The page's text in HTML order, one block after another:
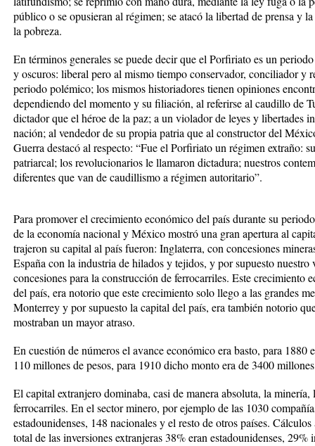
público o se opusieran al régimen; se atacó la libertad de prensa y
la pobreza.
En términos generales se puede decir que el Porfiriato es un
y oscuros: liberal pero al mismo tiempo conservador, conciliador y
periodo polémico; los mismos historiadores tienen opiniones
dependiendo del momento y su filiación, al referirse al caudillo de
dictador que el héroe de la paz; a un violador de leyes y libertades
nación; al vendedor de su propia patria que al constructor del
Guerra destacó al respecto: “Fue el Porfiriato un régimen extraño:
patriarcal; los revolucionarios le llamaron dictadura; nuestros
diferentes que van de caudillismo a régimen autoritario”.
Para promover el crecimiento económico del país durante su
de la economía nacional y México mostró una gran apertura al
trajeron su capital al país fueron: Inglaterra, con concesiones
España con la industria de hilados y tejidos, y por supuesto
concesiones para la construcción de ferrocarriles. Este crecimiento
del país, era notorio que este crecimiento solo llego a las grandes
Monterrey y por supuesto la capital del país, era también notorio
mostraban un mayor atraso.
En cuestión de números el avance económico era basto, para 1880
110 millones de pesos, para 1910 dicho monto era de 3400
El capital extranjero dominaba, casi de manera absoluta, la
ferrocarriles. En el sector minero, por ejemplo de las 1030
estadounidenses, 148 nacionales y el resto de otros países.
total de las inversiones extranjeras 38% eran estadounidenses,